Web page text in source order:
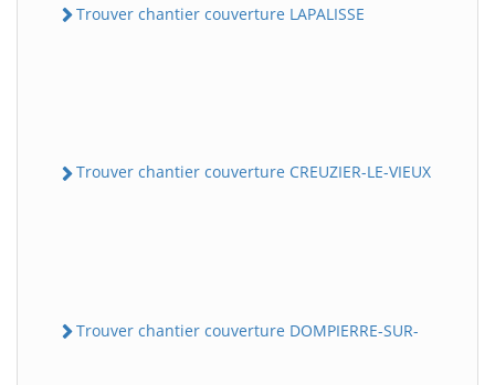
Trouver chantier couverture LAPALISSE
Trouver chantier couverture CREUZIER-LE-VIEUX
Trouver chantier couverture DOMPIERRE-SUR-